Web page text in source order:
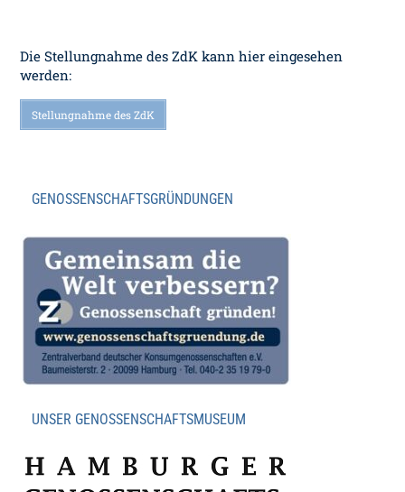
Die Stellungnahme des ZdK kann hier eingesehen
werden:
Stellungnahme des ZdK
GENOSSENSCHAFTSGRÜNDUNGEN
UNSER GENOSSENSCHAFTSMUSEUM